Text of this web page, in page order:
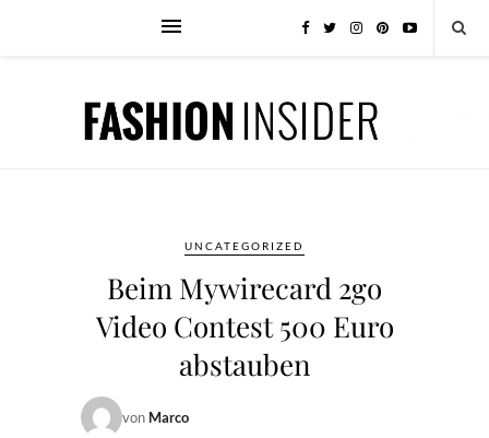
UNCATEGORIZED
Beim Mywirecard 2go
Video Contest 500 Euro
abstauben
von Marco